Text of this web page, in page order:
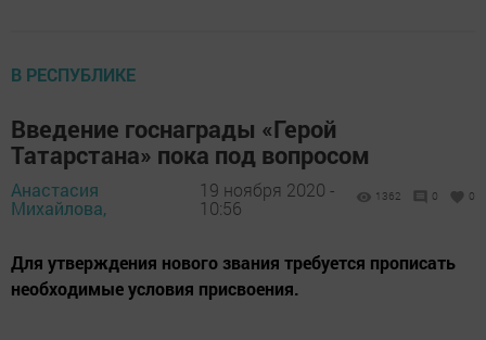
В РЕСПУБЛИКЕ
Введение госнаграды «Герой
Татарстана» пока под вопросом
Анастасия
Михайлова,
19 ноября 2020 -
10:56
1362 0 0
Для утверждения нового звания требуется прописать
необходимые условия присвоения.